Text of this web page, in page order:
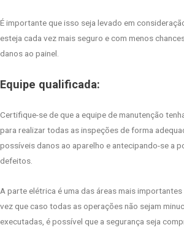
É importante que isso seja levado em
esteja cada vez mais seguro e com menos
danos ao painel.
Equipe qualificada:
Certifique-se de que a equipe de manutenção
para realizar todas as inspeções de forma
possíveis danos ao aparelho e antecipando-se a
defeitos.
A parte elétrica é uma das áreas mais importantes
vez que caso todas as operações não sejam
executadas, é possível que a segurança seja